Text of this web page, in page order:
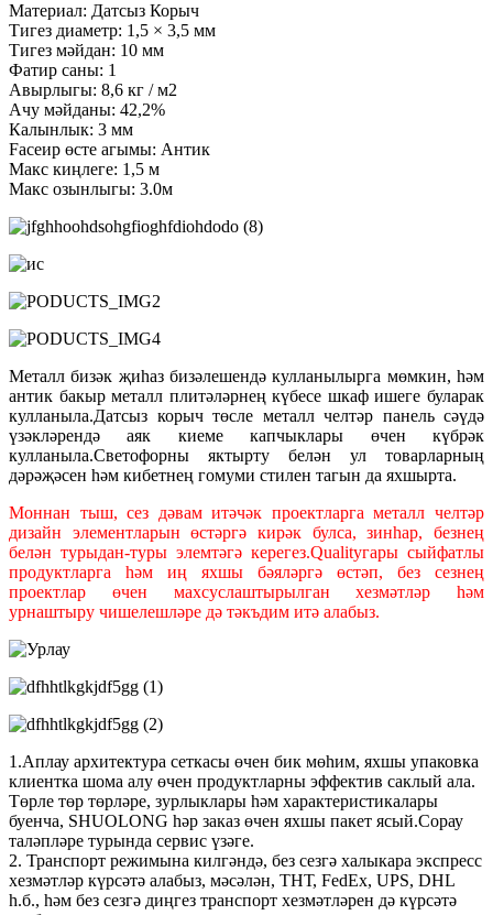
Материал: Датсыз Корыч
Тигез диаметр: 1,5 × 3,5 мм
Тигез мәйдан: 10 мм
Фатир саны: 1
Авырлыгы: 8,6 кг / м2
Ачу мәйданы: 42,2%
Калынлык: 3 мм
Faceир өсте агымы: Антик
Макс киңлеге: 1,5 м
Макс озынлыгы: 3.0м
Металл бизәк җиһаз бизәлешендә кулланылырга мөмкин, һәм
антик бакыр металл плитәләрнең күбесе шкаф ишеге буларак
кулланыла.Датсыз корыч төсле металл челтәр панель сәүдә
үзәкләрендә аяк киеме капчыклары өчен күбрәк
кулланыла.Светофорны яктырту белән ул товарларның
дәрәҗәсен һәм кибетнең гомуми стилен тагын да яхшырта.
Моннан тыш, сез дәвам итәчәк проектларга металл челтәр
дизайн элементларын өстәргә кирәк булса, зинһар, безнең
белән турыдан-туры элемтәгә керегез.Qualityгары сыйфатлы
продуктларга һәм иң яхшы бәяләргә өстәп, без сезнең
проектлар өчен махсуслаштырылган хезмәтләр һәм
урнаштыру чишелешләре дә тәкъдим итә алабыз.
1.Аплау архитектура сеткасы өчен бик мөһим, яхшы упаковка
клиентка шома алу өчен продуктларны эффектив саклый ала.
Төрле төр төрләре, зурлыклары һәм характеристикалары
буенча, SHUOLONG һәр заказ өчен яхшы пакет ясый.Сорау
таләпләре турында сервис үзәге.
2. Транспорт режимына килгәндә, без сезгә халыкара экспресс
хезмәтләр күрсәтә алабыз, мәсәлән, ТНТ, FedEx, UPS, DHL
һ.б., һәм без сезгә диңгез транспорт хезмәтләрен дә күрсәтә